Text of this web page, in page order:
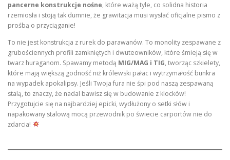
pancerne konstrukcje nośne, które ważą tyle, co solidna historia
rzemiosła i stoją tak dumnie, że grawitacja musi wysłać oficjalne pismo z
prośbą o przyciąganie!
To nie jest konstrukcja z rurek do parawanów. To monolity zespawane z
grubościennych profili zamkniętych i dwuteowników, które śmieją się w
twarz huraganom. Spawamy metodą MIG/MAG i TIG, tworząc szkielety,
które mają większą godność niż królewski pałac i wytrzymałość bunkra
na wypadek apokalipsy. Jeśli Twoja fura nie śpi pod naszą zespawaną
stalą, to znaczy, że nadal bawisz się w budowanie z klocków!
Przygotujcie się na najbardziej epicki, wydłużony o setki słów i
napakowany stalową mocą przewodnik po świecie carportów nie do
zdarcia!